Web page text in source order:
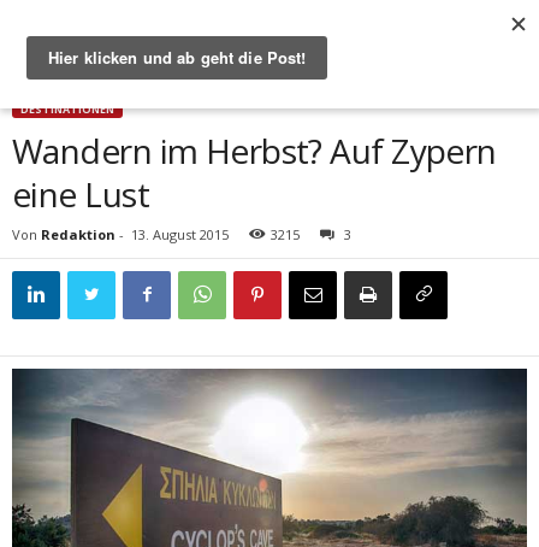
Start Destinationen Wandern im Herbst? Auf Zypern eine Lust
DESTINATIONEN
Wandern im Herbst? Auf Zypern
eine Lust
Von Redaktion - 13. August 2015 3215 3